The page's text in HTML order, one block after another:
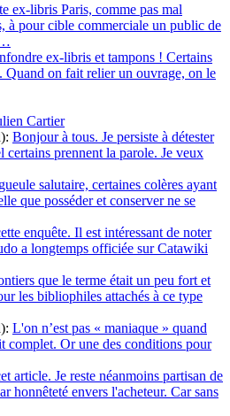
ex-libris Paris, comme pas mal
à pour cible commerciale un public de
ex-libris et tampons ! Certains
Quand on fait relier un ouvrage, on le
Cartier
Bonjour à tous. Je persiste à détester
certains prennent la parole. Je veux
salutaire, certaines colères ayant
que posséder et conserver ne se
enquête. Il est intéressant de noter
a longtemps officiée sur Catawiki
que le terme était un peu fort et
les bibliophiles attachés à ce type
L'on n’est pas « maniaque » quand
complet. Or une des conditions pour
article. Je reste néanmoins partisan de
honnêteté envers l'acheteur. Car sans